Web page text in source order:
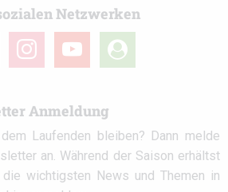
Netzwerken
instagramyoutube
user-
circle
Anmeldung
Laufenden bleiben? Dann melde
an. Während der Saison erhältst
wichtigsten News und Themen in